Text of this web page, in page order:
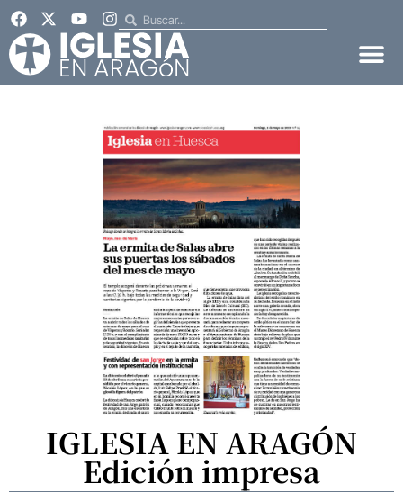
IGLESIA EN ARAGÓN
Edición impresa